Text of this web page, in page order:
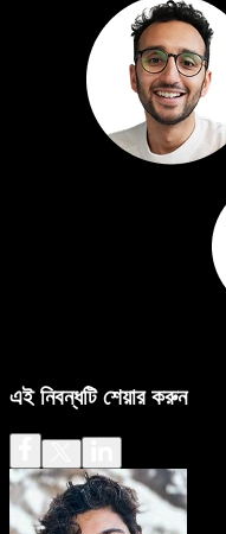
এই নিবন্ধটি শেয়ার করুন